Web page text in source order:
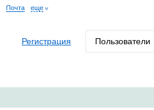
Почта еще
Регистрация Пользователи